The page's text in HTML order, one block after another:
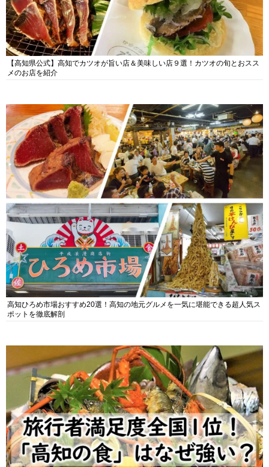
【高知県公式】高知でカツオが旨い店＆美味しい店９選！カツオの旬とおスス
メのお店を紹介
高知ひろめ市場おすすめ20選！高知の地元グルメを一気に堪能できる超人気ス
ポットを徹底解剖